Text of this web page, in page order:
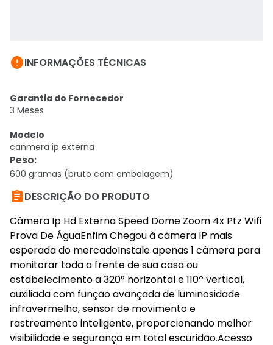
INFORMAÇÕES TÉCNICAS
Garantia do Fornecedor
3 Meses
Modelo
canmera ip externa
Peso:
600 gramas (bruto com embalagem)
DESCRIÇÃO DO PRODUTO
Câmera Ip Hd Externa Speed Dome Zoom 4x Ptz Wifi
Prova De ÁguaEnfim Chegou à câmera IP mais
esperada do mercadoInstale apenas 1 câmera para
monitorar toda a frente de sua casa ou
estabelecimento a 320° horizontal e 110º vertical,
auxiliada com função avançada de luminosidade
infravermelho, sensor de movimento e
rastreamento inteligente, proporcionando melhor
visibilidade e segurança em total escuridão.Acesso